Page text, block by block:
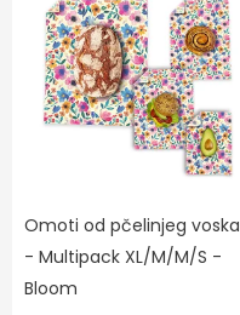
Omoti od pčelinjeg voska
- Multipack XL/M/M/S -
Bloom